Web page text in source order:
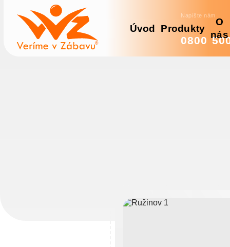
Úvod Produkty
O
nás
Napíšte nám
0800